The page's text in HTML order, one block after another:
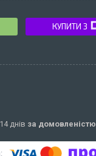
КУПИТИ З
днів за домовленістю